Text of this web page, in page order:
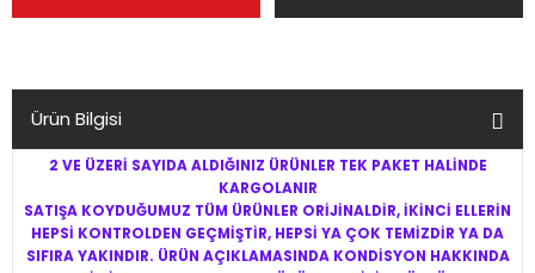
Ürün Bilgisi
2 VE ÜZERİ SAYIDA ALDIĞINIZ ÜRÜNLER TEK PAKET HALİNDE
KARGOLANIR
SATIŞA KOYDUĞUMUZ TÜM ÜRÜNLER ORİJİNALDİR, İKİNCİ ELLERİN
HEPSİ KONTROLDEN GEÇMİŞTİR, HEPSİ YA ÇOK TEMİZDİR YA DA
SIFIRA YAKINDIR. ÜRÜN AÇIKLAMASINDA KONDİSYON HAKKINDA